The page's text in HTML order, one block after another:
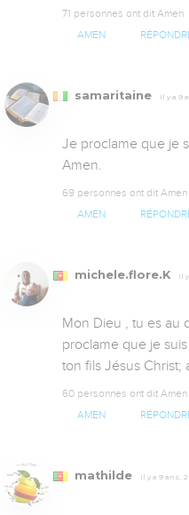
71 personnes ont dit Amen
AMEN
samaritaine Il y a 9
Je proclame que je
Amen.
69 personnes ont dit Amen
AMEN
michele.flore.K Il
Mon Dieu , tu es au
proclame que je
ton fils Jésus Christ;
60 personnes ont dit Amen
AMEN
mathilde Il y a 9 ans,